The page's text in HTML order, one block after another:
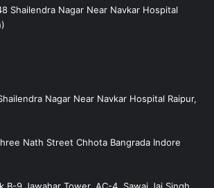
Shailendra Nagar Near Navkar Hospital
Nagar Near Navkar Hospital Raipur,
Nath Street Chhota Bangrada Indore